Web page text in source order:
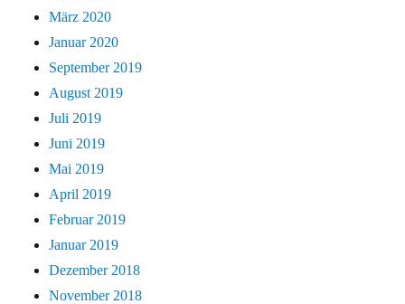
März 2020
Januar 2020
September 2019
August 2019
Juli 2019
Juni 2019
Mai 2019
April 2019
Februar 2019
Januar 2019
Dezember 2018
November 2018